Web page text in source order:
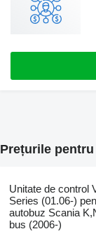
Prețurile
Unitate de control
Series (01.06-)
autobuz Scania
bus (2006-)